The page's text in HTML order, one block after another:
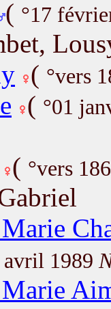
( °17
( °vers
( °01
( °vers
1989